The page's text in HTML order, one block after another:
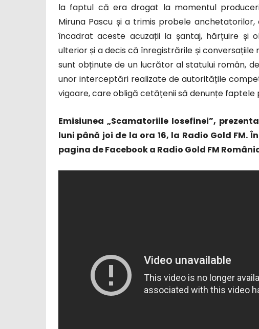
la faptul că era drogat la momentul
Miruna Pascu și a trimis probele
încadrat aceste acuzații la șantaj, hărțuire și
ulterior și a decis că înregistrările și
sunt obținute de un lucrător al statului român,
unor interceptări realizate de autoritățile
vigoare, care obligă cetățenii să denunțe
Emisiunea „Scamatoriile Iosefinei”,
luni până joi de la ora 16, la Radio Gold
pagina de Facebook a Radio Gold FM